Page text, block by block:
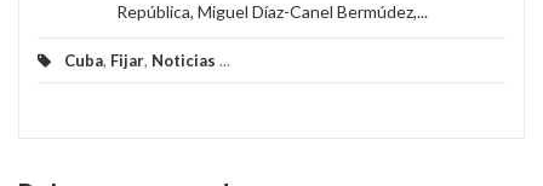
República, Miguel Díaz-Canel Bermúdez,...
Cuba, Fijar, Noticias ...